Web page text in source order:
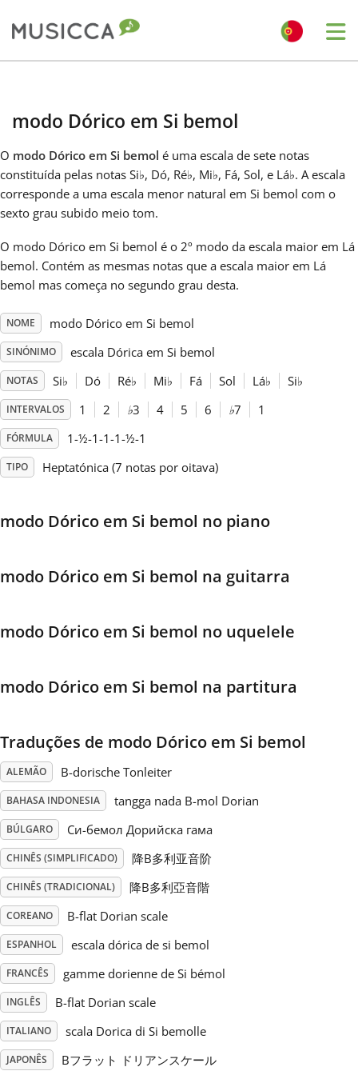
Dansk
English
Français
한국어
Português
Русский
Svenska
Tiếng Việt
Türkçe
Українська
简体中文
繁體中文
modo Dórico em Si bemol
O modo Dórico em Si bemol é uma escala de sete notas
constituída pelas notas Si♭, Dó, Ré♭, Mi♭, Fá, Sol, e Lá♭. A escala
corresponde a uma escala menor natural em Si bemol com o
sexto grau subido meio tom.
O modo Dórico em Si bemol é o 2º modo da escala maior em Lá
bemol. Contém as mesmas notas que a escala maior em Lá
bemol mas começa no segundo grau desta.
NOME modo Dórico em Si bemol
SINÓNIMO escala Dórica em Si bemol
NOTAS Si♭ Dó Ré♭ Mi♭ Fá Sol Lá♭ Si♭
INTERVALOS 1 2 ♭3 4 5 6 ♭7 1
FÓRMULA 1-½-1-1-1-½-1
TIPO Heptatónica (7 notas por oitava)
modo Dórico em Si bemol no piano
modo Dórico em Si bemol na guitarra
modo Dórico em Si bemol no uquelele
modo Dórico em Si bemol na partitura
Traduções de modo Dórico em Si bemol
ALEMÃO B-dorische Tonleiter
BAHASA INDONESIA tangga nada B-mol Dorian
BÚLGARO Си-бемол Дорийска гама
CHINÊS (SIMPLIFICADO) 降B多利亚音阶
CHINÊS (TRADICIONAL) 降B多利亞音階
COREANO B-flat Dorian scale
ESPANHOL escala dórica de si bemol
FRANCÊS gamme dorienne de Si bémol
INGLÊS B-flat Dorian scale
ITALIANO scala Dorica di Si bemolle
JAPONÊS Bフラット ドリアンスケール